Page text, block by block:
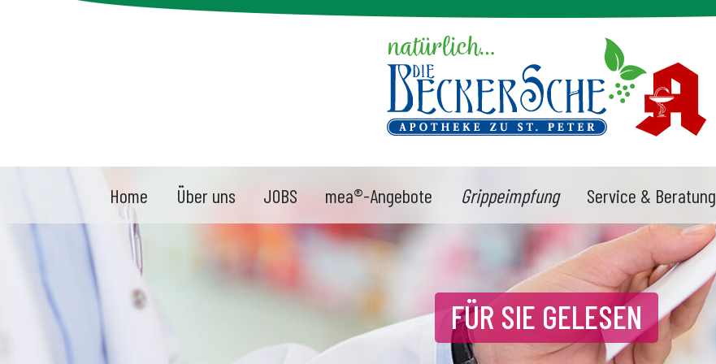
Home Über uns JOBS mea®-Angebote Grippeimpfung Service & Beratung
FÜR SIE GELESEN